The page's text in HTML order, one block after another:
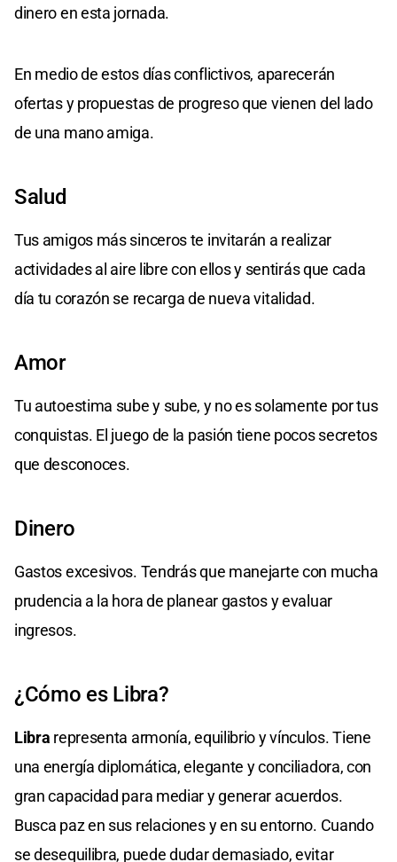
dinero en esta jornada.
En medio de estos días conflictivos, aparecerán
ofertas y propuestas de progreso que vienen del lado
de una mano amiga.
Salud
Tus amigos más sinceros te invitarán a realizar
actividades al aire libre con ellos y sentirás que cada
día tu corazón se recarga de nueva vitalidad.
Amor
Tu autoestima sube y sube, y no es solamente por tus
conquistas. El juego de la pasión tiene pocos secretos
que desconoces.
Dinero
Gastos excesivos. Tendrás que manejarte con mucha
prudencia a la hora de planear gastos y evaluar
ingresos.
¿Cómo es Libra?
Libra representa armonía, equilibrio y vínculos. Tiene
una energía diplomática, elegante y conciliadora, con
gran capacidad para mediar y generar acuerdos.
Busca paz en sus relaciones y en su entorno. Cuando
se desequilibra, puede dudar demasiado, evitar